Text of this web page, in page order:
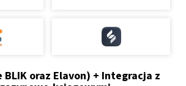
oraz Elavon) + Integracja z